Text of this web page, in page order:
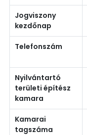
Jogviszony
kezdőnap
Telefonszám
Nyilvántartó
területi építész
kamara
Kamarai
tagszáma